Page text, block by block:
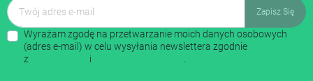
Wyrażam zgodę na przetwarzanie moich danych osobowych
(adres e-mail) w celu wysyłania newslettera zgodnie
z
i